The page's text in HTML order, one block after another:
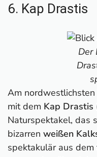
6. Kap Drastis
Der
Am
mit dem Kap Drastis
Naturspektakel, das
bizarren weißen
spektakulär aus